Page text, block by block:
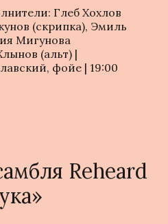
Глеб Хохлов
(скрипка), Эмиль
Мигунова
(альт) |
фойе | 19:00
Reheard